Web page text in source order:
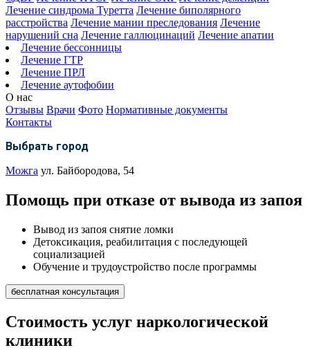
Лечение синдрома Туретта Лечение биполярного
расстройства Лечение мании преследования Лечение
нарушений сна Лечение галлюцинаций Лечение апатии
Лечение бессонницы
Лечение ГТР
Лечение ПРЛ
Лечение аутофобии
О нас
Отзывы Врачи Фото Нормативные документы
Контакты
Выбрать город
Можга ул. Байбородова, 54
Помощь при отказе от вывода из запоя
Вывод из запоя снятие ломки
Детоксикация, реабилитация с последующей
социализацией
Обучение и трудоустройство после программы
бесплатная консультация
Стоимость услуг наркологической
клиники